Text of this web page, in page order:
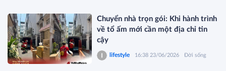
Chuyển nhà trọn gói: Khi hành trình
về tổ ấm mới cần một địa chỉ tin
cậy
lifestyle 16:38 23/06/2026 Đời sống